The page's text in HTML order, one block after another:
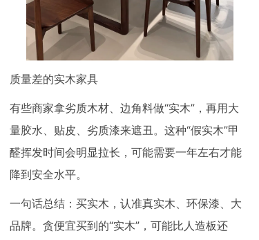
质量差的实木家具
有些商家拿劣质木材、边角料做“实木”，再用大
量胶水、贴皮、劣质漆来遮丑。这种“假实木”甲
醛挥发时间会明显拉长，可能需要一年左右才能
降到安全水平。
一句话总结：买实木，认准真实木、环保漆、大
品牌。贪便宜买到的“实木”，可能比人造板还